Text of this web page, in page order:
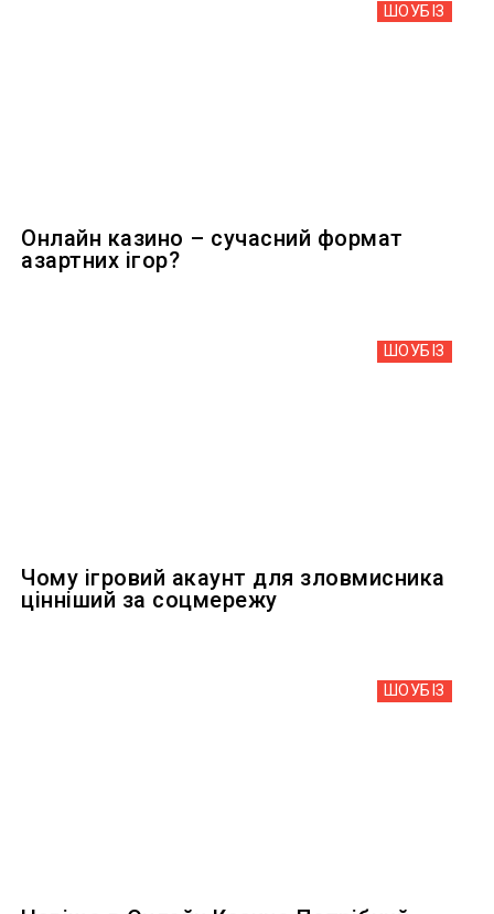
ШОУБIЗ
Онлайн казино – сучасний формат
азартних ігор?
ШОУБIЗ
Чому ігровий акаунт для зловмисника
цінніший за соцмережу
ШОУБIЗ